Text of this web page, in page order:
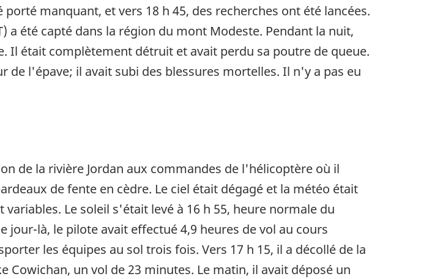
manquant, et vers 18 h 45, des recherches ont été lancées.
a été capté dans la région du mont Modeste. Pendant la nuit,
Il était complètement détruit et avait perdu sa poutre de queue.
l'épave; il avait subi des blessures mortelles. Il n'y a pas eu
de la rivière Jordan aux commandes de l'hélicoptère où il
de fente en cèdre. Le ciel était dégagé et la météo était
Le soleil s'était levé à 16 h 55, heure normale du
jour-là, le pilote avait effectué 4,9 heures de vol au cours
les équipes au sol trois fois. Vers 17 h 15, il a décollé de la
Cowichan, un vol de 23 minutes. Le matin, il avait déposé un